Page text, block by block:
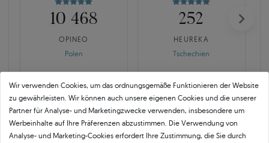
10 468
OPINEO
Polen
252
HEUREKA
Tschechien
Wir verwenden Cookies, um das ordnungsgemäße Funktionieren der Website
zu gewährleisten. Wir können auch unsere eigenen Cookies und die unserer
Partner für Analyse- und Marketingzwecke verwenden, insbesondere um
Werbeinhalte auf Ihre Präferenzen abzustimmen. Die Verwendung von
Analyse- und Marketing-Cookies erfordert Ihre Zustimmung, die Sie durch